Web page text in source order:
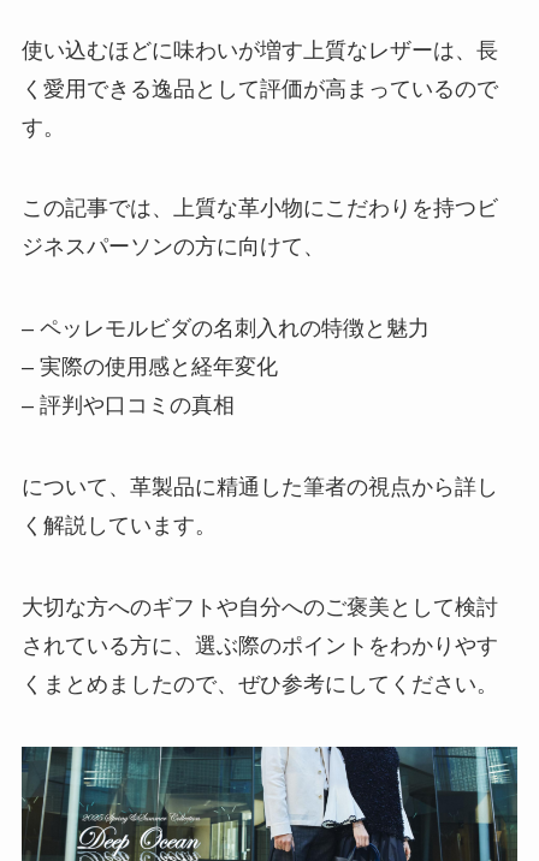
ゼクシィ内祝いの魅力！メッセー
ジカードで心を伝える方法【保存
食べチョクの評判は悪い？利用方
法や注意点・メリットやデメリッ
【保存版】オリヒカのスーツを自
宅で洗濯！失敗しないコツと注意
点
asusとAcerはどっちがいいのか
評判を調査！モニターやノートパ
使い込むほどに味わいが増す上質なレザーは、長
く愛用できる逸品として評価が高まっているので
す。
この記事では、上質な革小物にこだわりを持つビ
ジネスパーソンの方に向けて、
– ペッレモルビダの名刺入れの特徴と魅力
– 実際の使用感と経年変化
– 評判や口コミの真相
について、革製品に精通した筆者の視点から詳し
く解説しています。
大切な方へのギフトや自分へのご褒美として検討
されている方に、選ぶ際のポイントをわかりやす
くまとめましたので、ぜひ参考にしてください。